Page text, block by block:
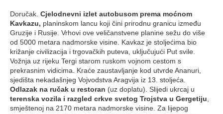
Doručak. Cjelodnevni izlet autobusom prema moćnom
Kavkazu, planinskom lancu koji čini prirodnu granicu između
Gruzije i Rusije. Vrhovi ove veličanstvene planine sežu do više
od 5000 metara nadmorske visine. Kavkaz je stoljećima bio
križanje civilizacija i trgovačkih puteva, uključujući Put svile.
Vožnja uz rijeku Tergi starom ruskom vojnom cestom s
prekrasnim vidicima. Kraće zaustavljanje kod utvrde Ananuri,
sjedišta nekadašnjeg Vojvodstva Aragvija iz 13. stoljeća.
Odlazak na ručak u restoran (uz doplatu). Slijedi ukrcaj u
terenska vozila i razgled crkve svetog Trojstva u Gergetiju
smještenoj na 2170 metara nadmorske visine. Za lijepog